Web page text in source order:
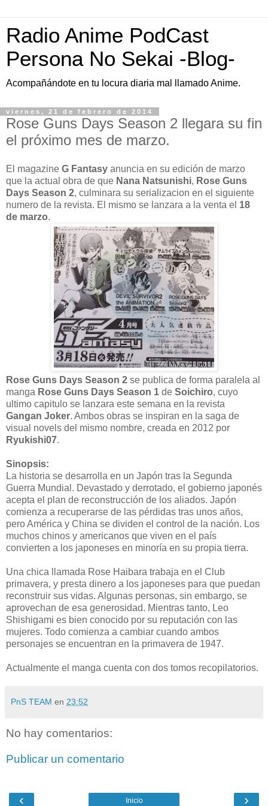
Radio Anime PodCast
Persona No Sekai -Blog-
Acompañándote en tu locura diaria mal llamado Anime.
viernes, 21 de febrero de 2014
Rose Guns Days Season 2 llegara su fin
el próximo mes de marzo.
El magazine G Fantasy anuncia en su edición de marzo
que la actual obra de que Nana Natsunishi, Rose Guns
Days Season 2, culminara su serializacion en el siguiente
numero de la revista. El mismo se lanzara a la venta el 18
de marzo.
Rose Guns Days Season 2 se publica de forma paralela al
manga Rose Guns Days Season 1 de Soichiro, cuyo
ultimo capitulo se lanzara este semana en la revista
Gangan Joker. Ambos obras se inspiran en la saga de
visual novels del mismo nombre, creada en 2012 por
Ryukishi07.
Sinopsis:
La historia se desarrolla en un Japón tras la Segunda
Guerra Mundial. Devastado y derrotado, el gobierno japonés
acepta el plan de reconstrucción de los aliados. Japón
comienza a recuperarse de las pérdidas tras unos años,
pero América y China se dividen el control de la nación. Los
muchos chinos y americanos que viven en el país
convierten a los japoneses en minoría en su propia tierra.
Una chica llamada Rose Haibara trabaja en el Club
primavera, y presta dinero a los japoneses para que puedan
reconstruir sus vidas. Algunas personas, sin embargo, se
aprovechan de esa generosidad. Mientras tanto, Leo
Shishigami es bien conocido por su reputación con las
mujeres. Todo comienza a cambiar cuando ambos
personajes se encuentran en la primavera de 1947.
Actualmente el manga cuenta con dos tomos recopilatorios.
PnS TEAM en 23:52
No hay comentarios:
Publicar un comentario
‹ ›
Inicio